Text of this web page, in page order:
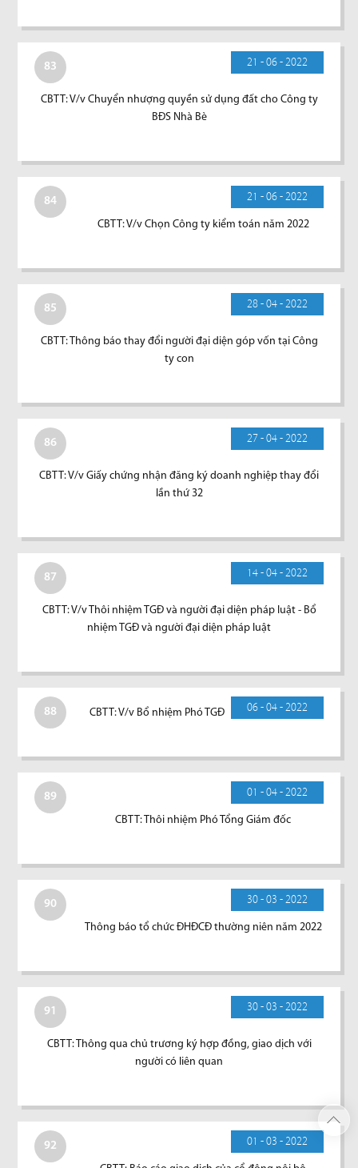
83 21 - 06 - 2022
CBTT: V/v Chuyển nhượng quyền sử dụng đất cho Công ty
BĐS Nhà Bè
84 21 - 06 - 2022
CBTT: V/v Chọn Công ty kiểm toán năm 2022
85 28 - 04 - 2022
CBTT: Thông báo thay đổi người đại diện góp vốn tại Công
ty con
86 27 - 04 - 2022
CBTT: V/v Giấy chứng nhận đăng ký doanh nghiệp thay đổi
lần thứ 32
87 14 - 04 - 2022
CBTT: V/v Thôi nhiệm TGĐ và người đại diện pháp luật - Bổ
nhiệm TGĐ và người đại diện pháp luật
88 06 - 04 - 2022
CBTT: V/v Bổ nhiệm Phó TGĐ
89 01 - 04 - 2022
CBTT: Thôi nhiệm Phó Tổng Giám đốc
90 30 - 03 - 2022
Thông báo tổ chức ĐHĐCĐ thường niên năm 2022
91 30 - 03 - 2022
CBTT: Thông qua chủ trương ký hợp đồng, giao dịch với
người có liên quan
92 01 - 03 - 2022